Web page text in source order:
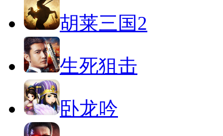
胡莱三国2
生死狙击
卧龙吟